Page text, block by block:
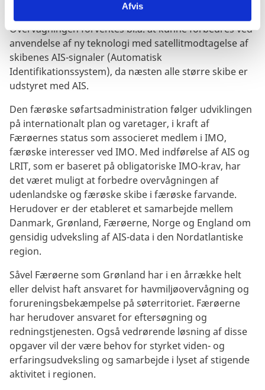
Afvis
Overvågningen forventes bl.a. at kunne forbedres ved
anvendelse af ny teknologi med satellitmodtagelse af
skibenes AIS-signaler (Automatisk
Identifikationssystem), da næsten alle større skibe er
udstyret med AIS.
Den færøske søfartsadministration følger udviklingen
på internationalt plan og varetager, i kraft af
Færøernes status som associeret medlem i IMO,
færøske interesser ved IMO. Med indførelse af AIS og
LRIT, som er baseret på obligatoriske IMO-krav, har
det været muligt at forbedre overvågningen af
udenlandske og færøske skibe i færøske farvande.
Herudover er der etableret et samarbejde mellem
Danmark, Grønland, Færøerne, Norge og England om
gensidig udveksling af AIS-data i den Nordatlantiske
region.
Såvel Færøerne som Grønland har i en årrække helt
eller delvist haft ansvaret for havmiljøovervågning og
forureningsbekæmpelse på søterritoriet. Færøerne
har herudover ansvaret for eftersøgning og
redningstjenesten. Også vedrørende løsning af disse
opgaver vil der være behov for styrket viden- og
erfaringsudveksling og samarbejde i lyset af stigende
aktivitet i regionen.